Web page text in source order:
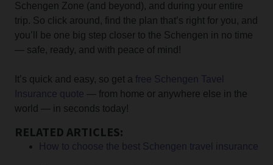
Schengen Zone (and beyond), and during your entire
trip. So click around, find the plan that’s right for you, and
you’ll be one big step closer to the Schengen in no time
— safe, ready, and with peace of mind!
It’s quick and easy, so get a free Schengen Tavel
Insurance quote — from home or anywhere else in the
world — in seconds today!
RELATED ARTICLES:
How to choose the best Schengen travel insurance